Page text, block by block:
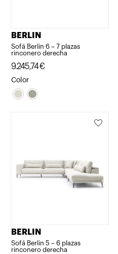
BERLIN
Sofá Berlin 6 – 7 plazas
rinconero derecha
9.245,74€
Color
BERLIN
Sofá Berlin 5 – 6 plazas
rinconero derecha